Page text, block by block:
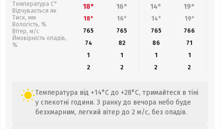
Температура С°
Відчувається як
Тиск, мм
Вологість, %
Вітер, м/с
Ймовірність опадів,
%
18° 16° 14° 19°
18° 16° 14° 19°
765
765 765 766
74
82 86 71
1
1 1
1
2
2 2 2
Температура від +14°C до +28°C, тримайтеся в тіні
у спекотні години. З ранку до вечора небо буде
безхмарним, легкий вітер до 2 м/с, без опадів.